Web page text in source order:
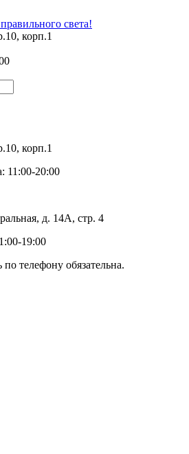
света!
корп.1
корп.1
11:00-20:00
д. 14А, стр. 4
19:00
телефону обязательна.